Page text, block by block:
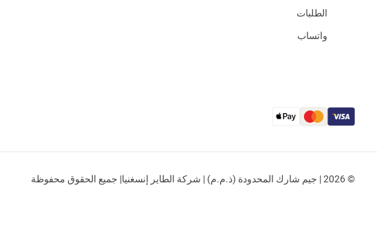
الطلبات
واتساب
© 2026 | جيم شارك المحدودة (ذ.م.م) | شركة الطاير إنسغنيا| جميع الحقوق محفوظة